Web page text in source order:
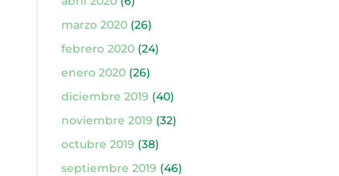
marzo 2020(26)
febrero 2020(24)
enero 2020(26)
diciembre 2019 (40)
noviembre 2019 (32)
octubre 2019 (38)
septiembre 2019 (46)